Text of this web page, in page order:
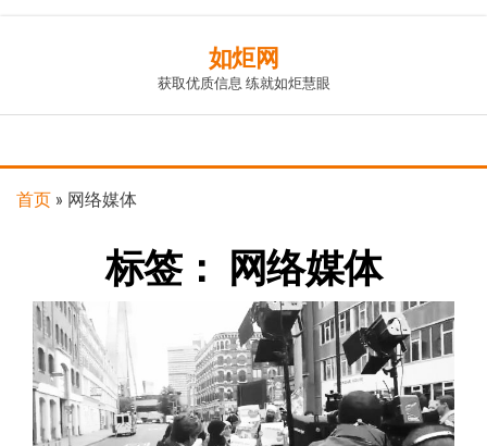
content
如炬网
获取优质信息 练就如炬慧眼
首页 » 网络媒体
标签： 网络媒体